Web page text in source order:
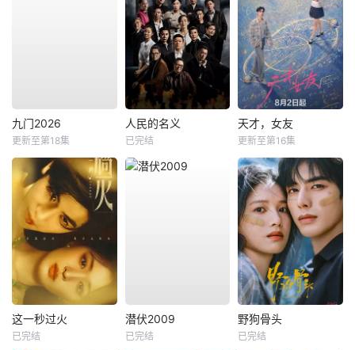
九门2026
更新至第18集
人民的名义
已完结
天才，女友
更新至第16集
这一秒过火
已完结
潜伏2009
已完结
野狗骨头
已完结